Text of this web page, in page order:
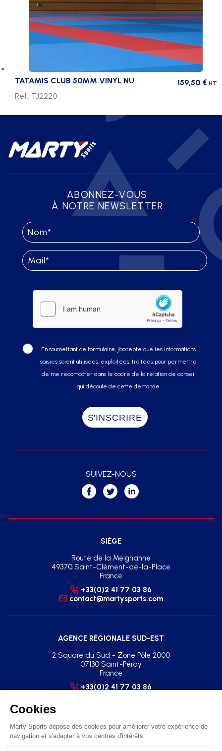
TATAMIS CLUB 50MM VINYL NU 159,50 € HT
Ref. TJ2220
ABONNEZ-VOUS
À NOTRE NEWSLETTER
En soumettant ce formulaire, j’accepte que les informations
saisies soient utilisées, exploitées, traitées pour permettre
de me recontacter dans le cadre de la relation de conseil
qui découle de cette demande.
SIÈGE
Route de la Meignanne
49370 Saint-Clément-de-la-Place
France
+33(0)2 41 77 03 86
contact@martysports.com
AGENCE RÉGIONALE SUD-EST
2 Square du Sud - Zone Pôle 2000
07130 Saint-Péray
France
+33(0)2 41 77 03 86
SUIVEZ-NOUS